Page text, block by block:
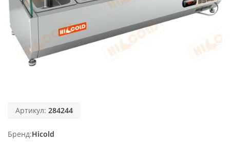
Артикул: 284244
Бренд Hicold